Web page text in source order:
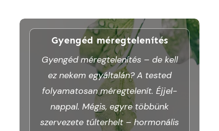
Gyengéd méregtelenítés
Gyengéd méregtelenítés – de kell
ez nekem egyáltalán? A tested
folyamatosan méregtelenít. Éjjel-
nappal. Mégis, egyre többünk
szervezete túlterhelt – hormonális